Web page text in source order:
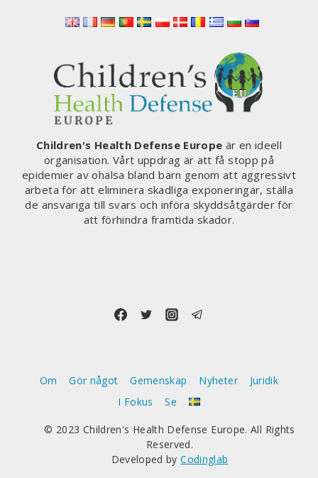
Children's Health Defense Europe är en ideell
organisation. Vårt uppdrag är att få stopp på
epidemier av ohälsa bland barn genom att aggressivt
arbeta för att eliminera skadliga exponeringar, ställa
de ansvariga till svars och införa skyddsåtgärder för
att förhindra framtida skador.
Om Gör något Gemenskap Nyheter
Juridik
I Fokus
Se
© 2023 Children's Health Defense Europe. All Rights
Reserved.
Developed byCodinglab